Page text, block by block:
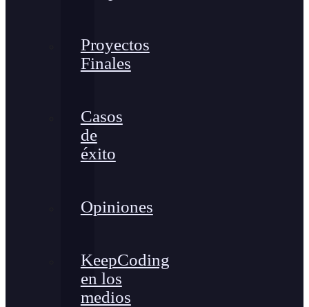
Proyectos
Finales
Casos
de
éxito
Opiniones
KeepCoding
en los
medios